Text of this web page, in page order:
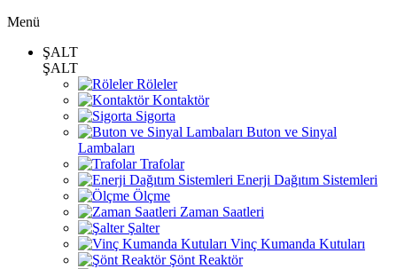
Menü
ŞALT
ŞALT
Röleler
Kontaktör
Sigorta
Buton ve Sinyal
Lambaları
Trafolar
Enerji Dağıtım Sistemleri
Ölçme
Zaman Saatleri
Şalter
Vinç Kumanda Kutuları
Şönt Reaktör